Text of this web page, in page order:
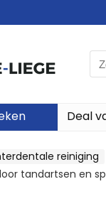
for:
Deal
reiniging
tandartsen en